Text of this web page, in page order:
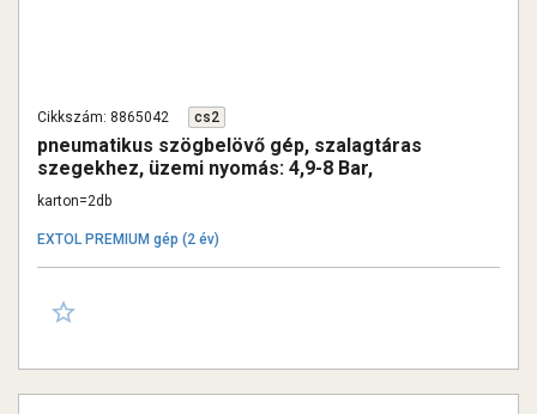
Cikkszám: 8865042 cs2
pneumatikus szögbelövő gép, szalagtáras
szegekhez, üzemi nyomás: 4,9-8 Bar,
csatlakozó:1/4", 90 lövés/perc, 153l/perc
karton=2db
EXTOL PREMIUM gép (2 év)